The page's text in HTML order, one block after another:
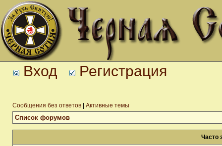
Вход Регистрация
Сообщения без ответов Активные темы
Список форумов
Часто